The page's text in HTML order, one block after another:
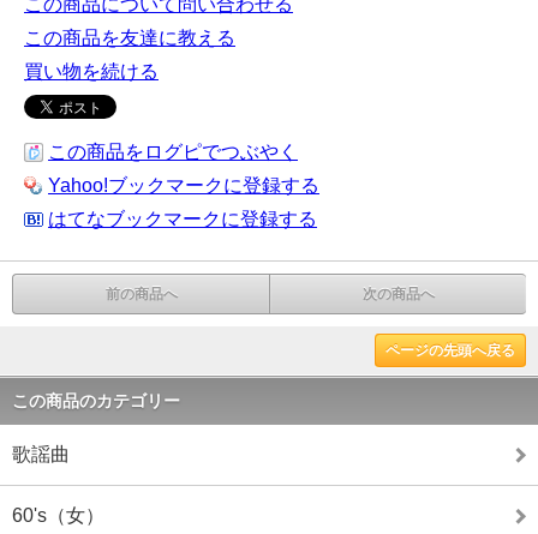
この商品について問い合わせる
この商品を友達に教える
買い物を続ける
この商品をログピでつぶやく
Yahoo!ブックマークに登録する
はてなブックマークに登録する
前の商品へ 次の商品へ
ページの先頭へ戻る
この商品のカテゴリー
歌謡曲
60's（女）